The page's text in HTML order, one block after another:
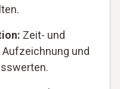
Zeit- und
und